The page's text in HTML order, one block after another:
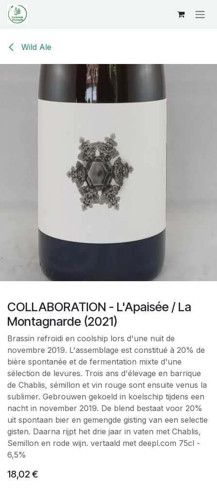
Overslaan naar inhoud
Wild Ale
COLLABORATION - L'Apaisée / La
Montagnarde (2021)
Brassin refroidi en coolship lors d'une nuit de
novembre 2019. L'assemblage est constitué à 20% de
bière spontanée et de fermentation mixte d'une
sélection de levures. Trois ans d'élevage en barrique
de Chablis, sémillon et vin rouge sont ensuite venus la
sublimer. Gebrouwen gekoeld in koelschip tijdens een
nacht in november 2019. De blend bestaat voor 20%
uit spontaan bier en gemengde gisting van een selectie
gisten. Daarna rijpt het drie jaar in vaten met Chablis,
Semillon en rode wijn. vertaald met deepl.com 75cl -
6,5%
18,02€